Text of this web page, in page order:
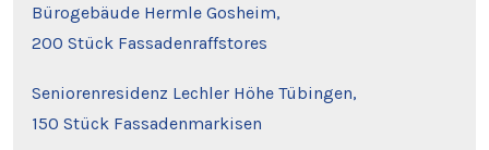
Bürogebäude Hermle Gosheim,
200 Stück Fassadenraffstores
Seniorenresidenz Lechler Höhe Tübingen,
150 Stück Fassadenmarkisen